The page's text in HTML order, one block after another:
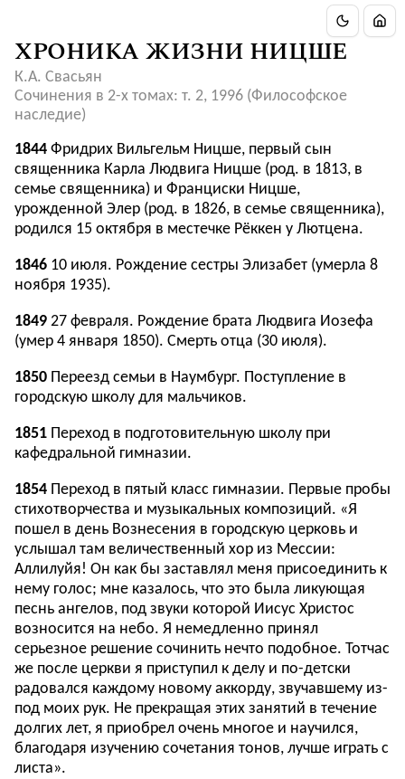
ХРОНИКА ЖИЗНИ НИЦШЕ
К.А. Свасьян
Сочинения в 2-х томах: т. 2, 1996 (Философское
наследие)
1844Фридрих Вильгельм Ницше, первый сын
священника Карла Людвига Ницше (род. в 1813, в
семье священника) и Франциски Ницше,
урожденной Элер (род. в 1826, в семье священника),
родился 15 октября в местечке Рёккен у Лютцена.
1846 10 июля. Рождение сестры Элизабет (умерла 8
ноября 1935).
184927 февраля. Рождение брата Людвига Иозефа
(умер 4 января 1850). Смерть отца (30 июля).
1850 Переезд семьи в Наумбург. Поступление в
городскую школу для мальчиков.
1851 Переход в подготовительную школу при
кафедральной гимназии.
1854 Переход в пятый класс гимназии. Первые пробы
стихотворчества и музыкальных композиций. «Я
пошел в день Вознесения в городскую церковь и
услышал там величественный хор из Мессии:
Аллилуйя! Он как бы заставлял меня присоединить к
нему голос; мне казалось, что это была ликующая
песнь ангелов, под звуки которой Иисус Христос
возносится на небо. Я немедленно принял
серьезное решение сочинить нечто подобное. Тотчас
же после церкви я приступил к делу и по-детски
радовался каждому новому аккорду, звучавшему из-
под моих рук. Не прекращая этих занятий в течение
долгих лет, я приобрел очень многое и научился,
благодаря изучению сочетания тонов, лучше играть с
листа».